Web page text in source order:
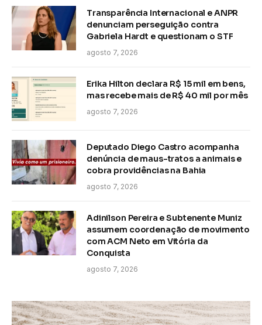
Transparência Internacional e ANPR
denunciam perseguição contra
Gabriela Hardt e questionam o STF
agosto 7, 2026
Erika Hilton declara R$ 15 mil em bens,
mas recebe mais de R$ 40 mil por mês
agosto 7, 2026
Deputado Diego Castro acompanha
denúncia de maus-tratos a animais e
cobra providências na Bahia
agosto 7, 2026
Adinilson Pereira e Subtenente Muniz
assumem coordenação de movimento
com ACM Neto em Vitória da
Conquista
agosto 7, 2026